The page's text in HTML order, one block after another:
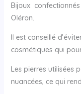
Bijoux
Oléron.
Il est conseillé
cosmétiques qui
Les pierres utilisées
nuancées, ce qui